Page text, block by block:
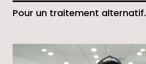
Pour un traitement alternatif.